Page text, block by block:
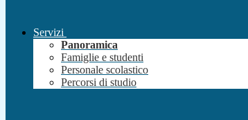
Servizi
Panoramica
Famiglie e studenti
Personale scolastico
Percorsi di studio